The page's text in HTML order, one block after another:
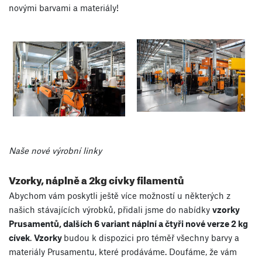
novými barvami a materiály!
Naše nové výrobní linky
Vzorky, náplně a 2kg cívky filamentů
Abychom vám poskytli ještě více možností u některých z
našich stávajících výrobků, přidali jsme do nabídky vzorky
Prusamentů, dalších 6 variant náplní a čtyři nové verze 2 kg
cívek. Vzorky budou k dispozici pro téměř všechny barvy a
materiály Prusamentu, které prodáváme. Doufáme, že vám